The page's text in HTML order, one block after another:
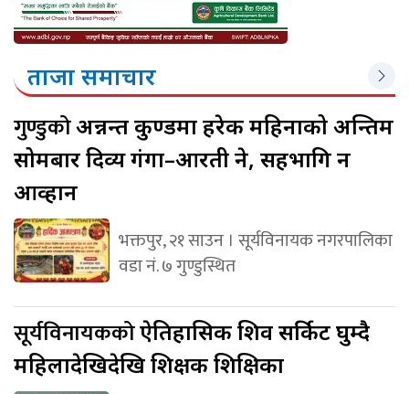
ताजा समाचार
गुण्डुकोअन्नन्त कुण्डमा हरेक महिनाको अन्तिम
सोमबार दिव्य गंगा–आरती हुने, सहभागि हुन
आव्हान
भक्तपुर, २१ साउन । सूर्यविनायक नगरपालिका
वडा नं. ७ गुण्डुस्थित
सूर्यविनायककोऐतिहासिक शिव सर्किट घुम्दै
महिलादेखिदेखि शिक्षक शिक्षिका